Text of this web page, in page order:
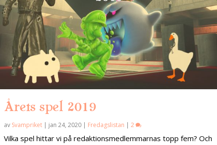
Årets spel 2019
av Svampriket | jan 24, 2020 | Fredagslistan | 2
Vilka spel hittar vi på redaktionsmedlemmarnas topp fem? Och